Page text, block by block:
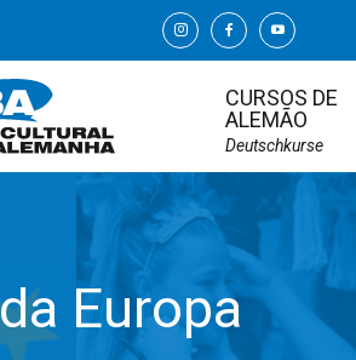
CURSOS DE
ALEMÃO
Deutschkurse
Europa